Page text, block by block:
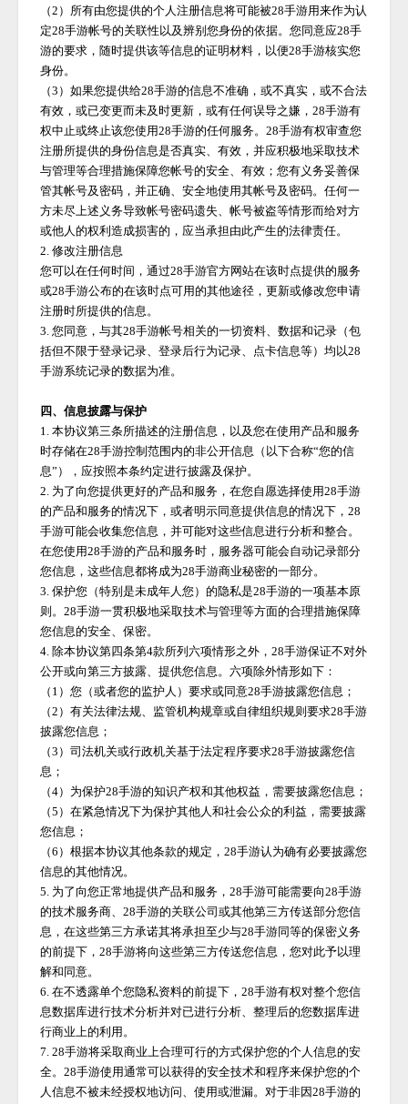
（2）所有由您提供的个人注册信息将可能被28手游用来作为认
定28手游帐号的关联性以及辨别您身份的依据。您同意应28手
游的要求，随时提供该等信息的证明材料，以便28手游核实您
身份。
（3）如果您提供给28手游的信息不准确，或不真实，或不合法
有效，或已变更而未及时更新，或有任何误导之嫌，28手游有
权中止或终止该您使用28手游的任何服务。28手游有权审查您
注册所提供的身份信息是否真实、有效，并应积极地采取技术
与管理等合理措施保障您帐号的安全、有效；您有义务妥善保
管其帐号及密码，并正确、安全地使用其帐号及密码。任何一
方未尽上述义务导致帐号密码遗失、帐号被盗等情形而给对方
或他人的权利造成损害的，应当承担由此产生的法律责任。
2. 修改注册信息
您可以在任何时间，通过28手游官方网站在该时点提供的服务
或28手游公布的在该时点可用的其他途径，更新或修改您申请
注册时所提供的信息。
3. 您同意，与其28手游帐号相关的一切资料、数据和记录（包
括但不限于登录记录、登录后行为记录、点卡信息等）均以28
手游系统记录的数据为准。
四、信息披露与保护
1. 本协议第三条所描述的注册信息，以及您在使用产品和服务
时存储在28手游控制范围内的非公开信息（以下合称“您的信
息”），应按照本条约定进行披露及保护。
2. 为了向您提供更好的产品和服务，在您自愿选择使用28手游
的产品和服务的情况下，或者明示同意提供信息的情况下，28
手游可能会收集您信息，并可能对这些信息进行分析和整合。
在您使用28手游的产品和服务时，服务器可能会自动记录部分
您信息，这些信息都将成为28手游商业秘密的一部分。
3. 保护您（特别是未成年人您）的隐私是28手游的一项基本原
则。28手游一贯积极地采取技术与管理等方面的合理措施保障
您信息的安全、保密。
4. 除本协议第四条第4款所列六项情形之外，28手游保证不对外
公开或向第三方披露、提供您信息。六项除外情形如下：
（ 1）您（或者您的监护人）要求或同意28手游披露您信息；
（2）有关法律法规、监管机构规章或自律组织规则要求28手游
披露您信息；
（3）司法机关或行政机关基于法定程序要求28手游披露您信
息；
（4）为保护28手游的知识产权和其他权益，需要披露您信息；
（5）在紧急情况下为保护其他人和社会公众的利益，需要披露
您信息；
（6）根据本协议其他条款的规定，28手游认为确有必要披露您
信息的其他情况。
5. 为了向您正常地提供产品和服务，28手游可能需要向28手游
的技术服务商、28手游的关联公司或其他第三方传送部分您信
息，在这些第三方承诺其将承担至少与28手游同等的保密义务
的前提下，28手游将向这些第三方传送您信息，您对此予以理
解和同意。
6. 在不透露单个您隐私资料的前提下，28手游有权对整个您信
息数据库进行技术分析并对已进行分析、整理后的您数据库进
行商业上的利用。
7.28手游将采取商业上合理可行的方式保护您的个人信息的安
全。28手游使用通常可以获得的安全技术和程序来保护您的个
人信息不被未经授权地访问、使用或泄漏。对于非因28手游的